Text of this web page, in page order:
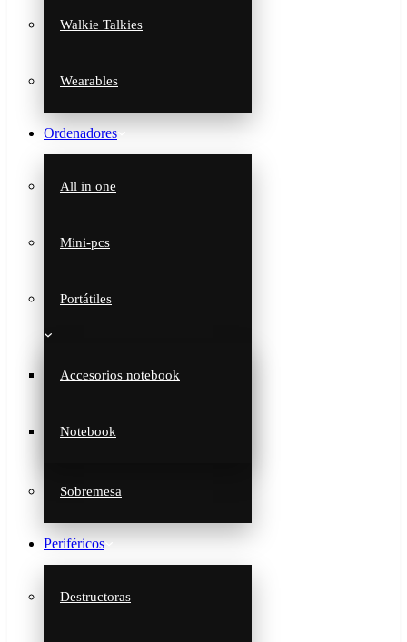
Walkie Talkies
Wearables
Ordenadores
All in one
Mini-pcs
Portátiles
Accesorios notebook
Notebook
Sobremesa
Periféricos
Destructoras